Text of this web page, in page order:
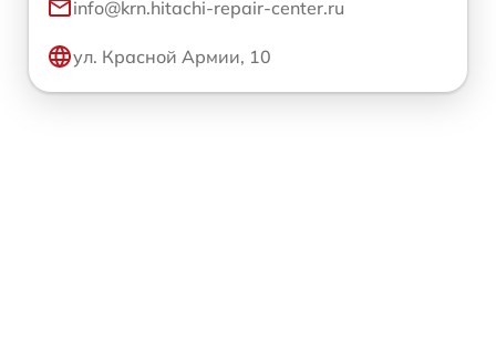
info@krn.hitachi-repair-center.ru
ул. Красной Армии, 10